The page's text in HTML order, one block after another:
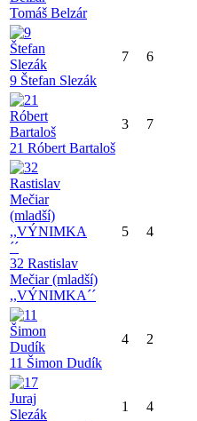
Tomáš Belzár
9 Štefan Slezák
7 6
21 Róbert Bartaloš
3 7
32 Rastislav
Mečiar (mladší)
,,VÝNIMKA´´
5 4
11 Šimon Dudík
4 2
1 4